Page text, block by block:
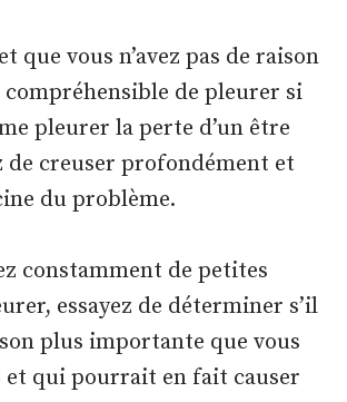
que vous n’avez pas de raison
de pleurer si
pleurer la perte d’un être
de creuser profondément et
du problème.
constamment de petites
essayez de déterminer s’il
plus importante que vous
et qui pourrait en fait causer